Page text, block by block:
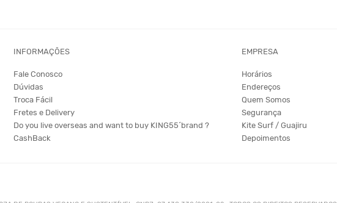
INFORMAÇÕES
Fale Conosco
Dúvidas
Troca Fácil
Fretes e Delivery
Do you live overseas and want to buy KING55´brand ?
CashBack
EMPRESA
Horários
Endereços
Quem Somos
Segurança
Kite Surf / Guajiru
Depoimentos